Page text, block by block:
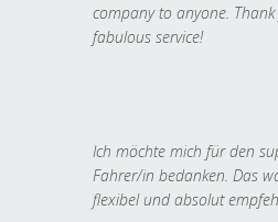
company to anyone.
fabulous service!
Ich möchte mich für den
Fahrer/in bedanken. Das
flexibel und absolut